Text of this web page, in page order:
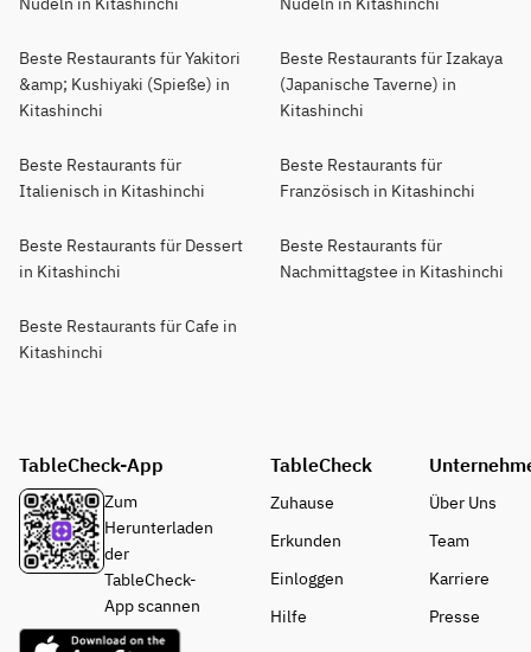
Beste Restaurants für Yakitori
&amp; Kushiyaki (Spieße) in
Kitashinchi
Beste Restaurants für Izakaya
(Japanische Taverne) in
Kitashinchi
Beste Restaurants für
Italienisch in Kitashinchi
Beste Restaurants für
Französisch in Kitashinchi
Beste Restaurants für Dessert
in Kitashinchi
Beste Restaurants für
Nachmittagstee in Kitashinchi
Beste Restaurants für Cafe in
Kitashinchi
TableCheck-App
Zum
Herunterladen
der
TableCheck-
App scannen
TableCheck
Zuhause
Erkunden
Einloggen
Hilfe
Über Uns
Team
Karriere
Presse